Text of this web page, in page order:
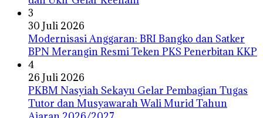
3
30 Juli 2026
Modernisasi Anggaran: BRI Bangko dan Satker
BPN Merangin Resmi Teken PKS Penerbitan KKP
4
26 Juli 2026
PKBM Nasyiah Sekayu Gelar Pembagian Tugas
Tutor dan Musyawarah Wali Murid Tahun